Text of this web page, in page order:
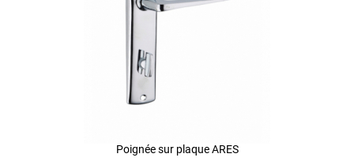
Poignée sur plaque ARES